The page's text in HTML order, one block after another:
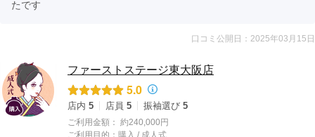
たです
口コミ公開日：2025年03月15日
ファーストステージ東大阪店
5.0
店内 5 店員 5 振袖選び 5
ご利用金額： 約240,000円
ご利用目的： 購入 / 成人式